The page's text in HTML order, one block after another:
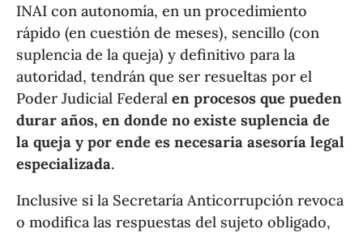
INAI con autonomía, en un procedimiento
rápido (en cuestión de meses), sencillo (con
suplencia de la queja) y definitivo para la
autoridad, tendrán que ser resueltas por el
Poder Judicial Federalen procesos que pueden
durar años, en donde no existe suplencia de
la queja y por ende es necesaria asesoría legal
especializada.
Inclusive si la Secretaría Anticorrupción revoca
o modifica las respuestas del sujeto obligado,